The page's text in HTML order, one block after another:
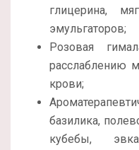
глицерина,
эмульгаторов;
Розовая
расслаблению
крови;
базилика,
кубебы,